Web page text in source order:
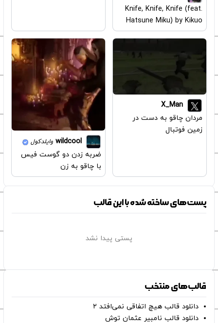
Knife, Knife, Knife (feat.
Hatsune Miku) by Kikuo
X_Man
مردان چاقو به دست در
زمین فوتبال
wildcool وایلدکول
ضربه زدن دو گوست فیس
با چاقو به زن
پست‌های ساخته شده با این قالب
پستی پیدا نشد
قالب‌های منتخب
دانلود قالب هیچ اتفاقی نمی‌افتد ۲
دانلود قالب نامبیر عثمان ‌توش